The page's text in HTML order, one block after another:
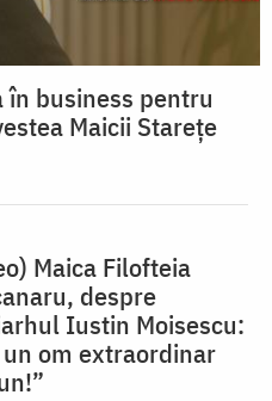
în business pentru
Maicii Starețe
Maica Filofteia
despre
Iustin Moisescu:
un om extraordinar